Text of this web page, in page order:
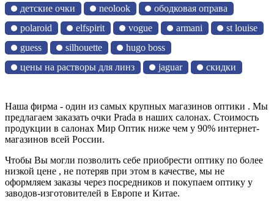
детские очки neolook
ободковая оправа
polaroid
elfspirit vogue armani
st louise
guess
silhouette
hugo boss
цены на растворы для линз
jaguar скидки
Наша фирма - один из самых крупных магазинов оптики . Мы
предлагаем заказать очки Prada в наших салонах. Стоимость
продукции в салонах Мир Оптик ниже чем у 90% интернет-
магазинов всей России.
Чтобы Вы могли позволить себе приобрести оптику по более
низкой цене , не потеряв при этом в качестве, мы не
оформляем заказы через посредников и покупаем оптику у
заводов-изготовителей в Европе и Китае.